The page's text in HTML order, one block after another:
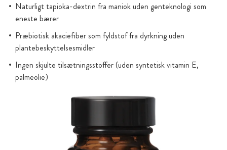
Naturligt tapioka-dextrin fra maniok uden genteknologi som
eneste bærer
Præbiotisk akaciefiber som fyldstof fra dyrkning uden
plantebeskyttelsesmidler
Ingen skjulte tilsætningsstoffer (uden syntetisk vitamin E,
palmeolie)